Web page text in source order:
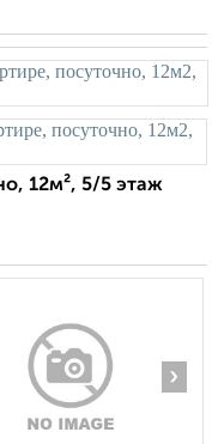
12м², 5/5 этаж
›